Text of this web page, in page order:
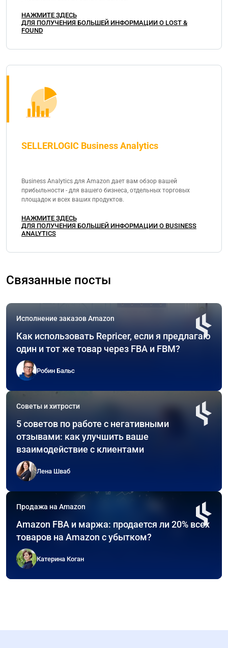
НАЖМИТЕ ЗДЕСЬ
ДЛЯ ПОЛУЧЕНИЯ БОЛЬШЕЙ ИНФОРМАЦИИ О LOST &
FOUND
SELLERLOGIC Business Analytics
Business Analytics для Amazon дает вам обзор вашей
прибыльности - для вашего бизнеса, отдельных торговых
площадок и всех ваших продуктов.
НАЖМИТЕ ЗДЕСЬ
ДЛЯ ПОЛУЧЕНИЯ БОЛЬШЕЙ ИНФОРМАЦИИ О BUSINESS
ANALYTICS
Связанные посты
Исполнение заказов Amazon
Как использовать Repricer, если я предлагаю
один и тот же товар через FBA и FBM?
Робин Бальс
Советы и хитрости
5 советов по работе с негативными
отзывами: как улучшить ваше
взаимодействие с клиентами
Лена Шваб
Продажа на Amazon
Amazon FBA и маржа: продается ли 20% всех
товаров на Amazon с убытком?
Катерина Коган